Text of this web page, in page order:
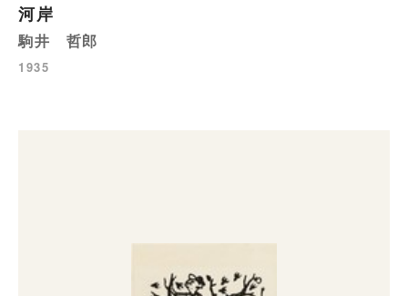
河岸
駒井 哲郎
1935